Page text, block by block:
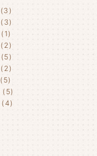
(3)
(3)
(1)
(2)
(5)
(2)
(5)
(5)
(4)